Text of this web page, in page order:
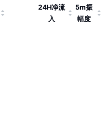
24H净流
入
5m振
幅度